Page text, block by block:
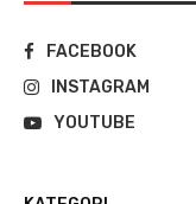
FACEBOOK
INSTAGRAM
YOUTUBE